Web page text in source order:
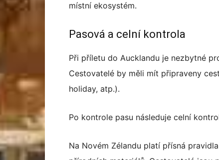
místní ekosystém.
Pasová a celní kontrola
Při příletu do Aucklandu je nezbytné
Cestovatelé by měli mít připraveny
holiday, atp.).
Po kontrole pasu následuje celní
Na Novém Zélandu platí přísná